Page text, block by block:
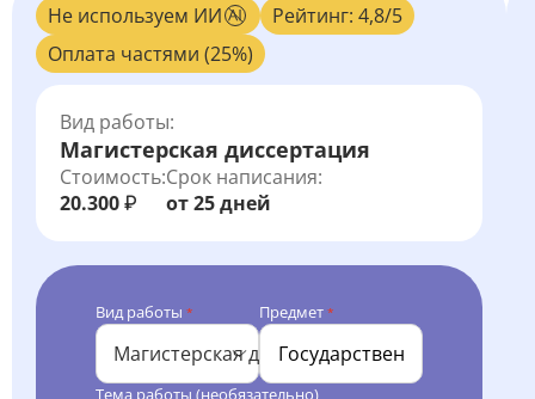
Не используем ИИ
Рейтинг: 4,8/5
Оплата частями (25%)
Вид работы:
Магистерская диссертация
Стоимость:
20.300 ₽
Срок написания:
от 25 дней
Вид работы *
Магистерская диссертация
Предмет *
Тема работы (необязательно)